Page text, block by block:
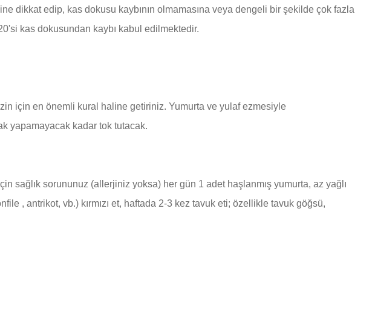
dikkat edip, kas dokusu kaybının olmamasına veya dengeli bir şekilde çok fazla
kas dokusundan kaybı kabul edilmektedir.
için en önemli kural haline getiriniz. Yumurta ve yulaf ezmesiyle
yapamayacak kadar tok tutacak.
sağlık sorununuz (allerjiniz yoksa) her gün 1 adet haşlanmış yumurta, az yağlı
, antrikot, vb.) kırmızı et, haftada 2-3 kez tavuk eti; özellikle tavuk göğsü,